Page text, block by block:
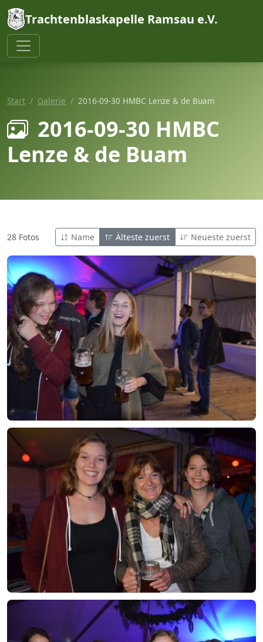
Trachtenblaskapelle Ramsau e.V.
Start Galerie 2016-09-30 HMBC Lenze & de Buam
2016-09-30 HMBC
Lenze & de Buam
28 Fotos Name Älteste zuerst Neueste zuerst